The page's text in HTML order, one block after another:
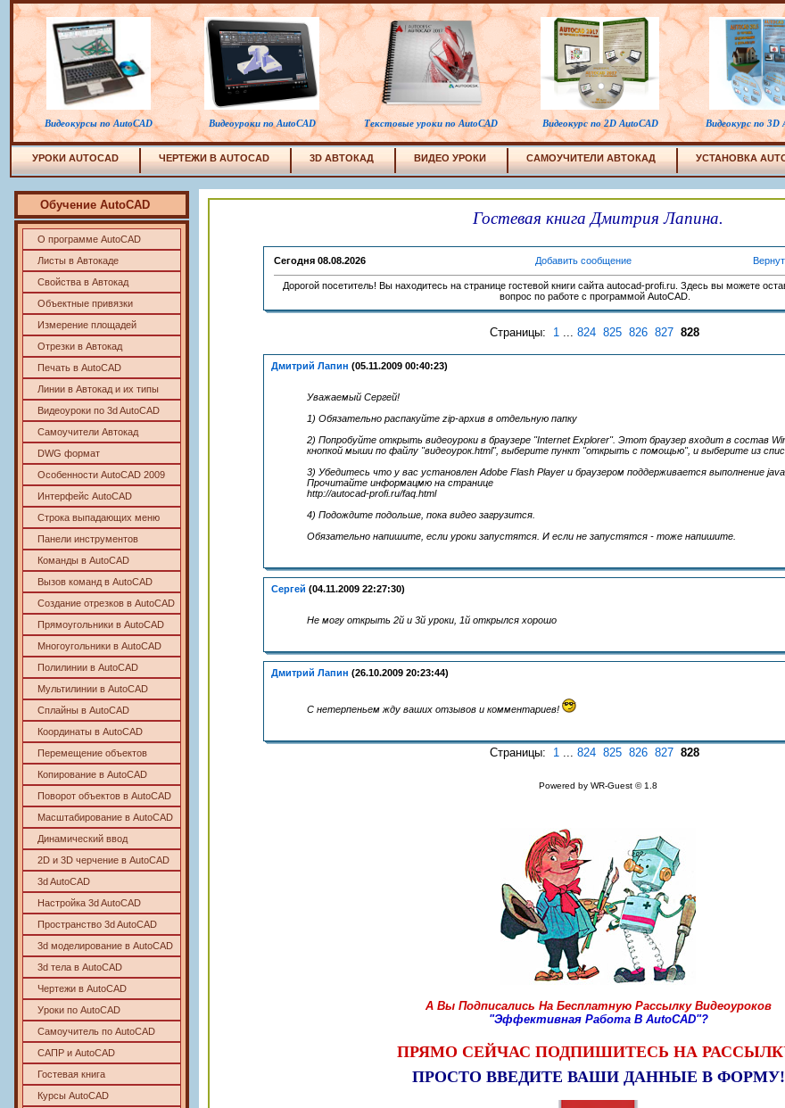
Видеокурсы по AutoCAD Видеоуроки по AutoCAD Текстовые уроки по AutoCAD Видеокурс по 2D AutoCAD Видеокурс по 3D
УРОКИ AUTOCAD ЧЕРТЕЖИ В AUTOCAD 3D АВТОКАД ВИДЕО УРОКИ САМОУЧИТЕЛИ АВТОКАД УСТАНОВКА
Обучение AutoCAD
О программе AutoCAD
Листы в Автокаде
Свойства в Автокад
Объектные привязки
Измерение площадей
Отрезки в Автокад
Печать в AutoCAD
Линии в Автокад и их типы
Видеоуроки по 3d AutoCAD
Самоучители Автокад
DWG формат
Особенности AutoCAD 2009
Интерфейс AutoCAD
Строка выпадающих меню
Панели инструментов
Команды в AutoCAD
Вызов команд в AutoCAD
Создание отрезков в AutoCAD
Прямоугольники в AutoCAD
Многоугольники в AutoCAD
Полилинии в AutoCAD
Мультилинии в AutoCAD
Сплайны в AutoCAD
Координаты в AutoCAD
Перемещение объектов
Копирование в AutoCAD
Поворот объектов в AutoCAD
Масштабирование в AutoCAD
Динамический ввод
2D и 3D черчение в AutoCAD
3d AutoCAD
Настройка 3d AutoCAD
Пространство 3d AutoCAD
3d моделирование в AutoCAD
3d тела в AutoCAD
Чертежи в AutoCAD
Уроки по AutoCAD
Самоучитель по AutoCAD
САПР и AutoCAD
Гостевая книга
Курсы AutoCAD
Гостевая книга Дмитрия Лапина.
Сегодня 08.08.2026 Добавить сообщение
Дорогой посетитель! Вы находитесь на странице гостевой книги сайта autocad-profi.ru. Здесь вы можете
вопрос по работе с программой AutoCAD.
Страницы: 1 ... 824 825 826 827 828
Дмитрий Лапин (05.11.2009 00:40:23)
Уважаемый Сергей!
1) Обязательно распакуйте zip-архив в отдельную папку
2) Попробуйте открыть видеоуроки в браузере "Internet Explorer". Этот браузер входит в состав
кнопкой мыши по файлу "видеоурок.html", выберите пункт "открыть с помощью", и выберите из
3) Убедитесь что у вас установлен Adobe Flash Player и браузером поддерживается выполнение
Прочитайте информацмю на странице
http://autocad-profi.ru/faq.html
4) Подождите подольше, пока видео загрузится.
Обязательно напишите, если уроки запустятся. И если не запустятся - тоже напишите.
Сергей (04.11.2009 22:27:30)
Не могу открыть 2й и 3й уроки, 1й открылся хорошо
Дмитрий Лапин (26.10.2009 20:23:44)
С нетерпеньем жду ваших отзывов и комментариев!
Страницы: 1 ... 824 825 826 827 828
Powered by WR-Guest © 1.8
А Вы Подписались На Бесплатную РассылкуВидеоуроков
"Эффективная Работа В AutoCAD"?
ПРЯМО СЕЙЧАС ПОДПИШИТЕСЬ НА
ПРОСТО ВВЕДИТЕ ВАШИ ДАННЫЕ В ФОРМУ!